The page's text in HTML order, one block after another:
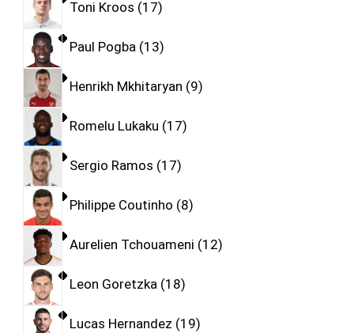
Toni Kroos 17
Paul Pogba 13
Henrikh Mkhitaryan 9
Romelu Lukaku 17
Sergio Ramos 17
Philippe Coutinho 8
Aurelien Tchouameni 12
Leon Goretzka 18
Lucas Hernandez 19